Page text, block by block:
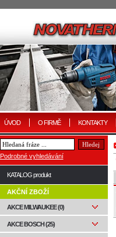
ÚVOD O FIRMĚ KONTAKTY
Podrobné vyhledávání
KATALOG produkt
AKČNÍ ZBOŽÍ
AKCE MILWAUKEE (0)
AKCE BOSCH (25)